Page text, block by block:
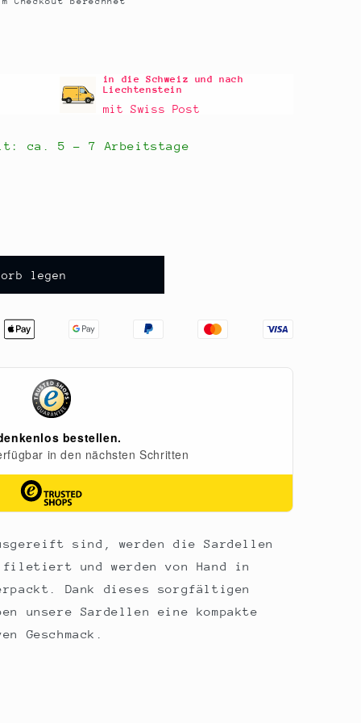
in die Schweiz und nach
Liechtenstein
mit Swiss Post
ca. 5 - 7 Arbeitstage
legen
sind, werden die Sardellen
filetiert und werden von Hand in
Dank dieses sorgfältigen
unsere Sardellen eine kompakte
Geschmack.